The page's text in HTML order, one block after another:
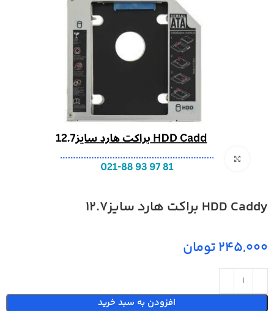
بزرگنمایی تصویر
HDD Caddy براکت هارد سایز12.7
تومان
افزودن به سبد خرید